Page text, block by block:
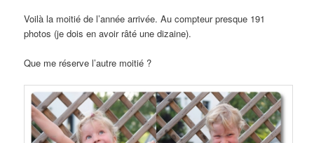
Voilà la moitié de l’année arrivée. Au compteur presque 191
photos (je dois en avoir râté une dizaine).
Que me réserve l’autre moitié ?